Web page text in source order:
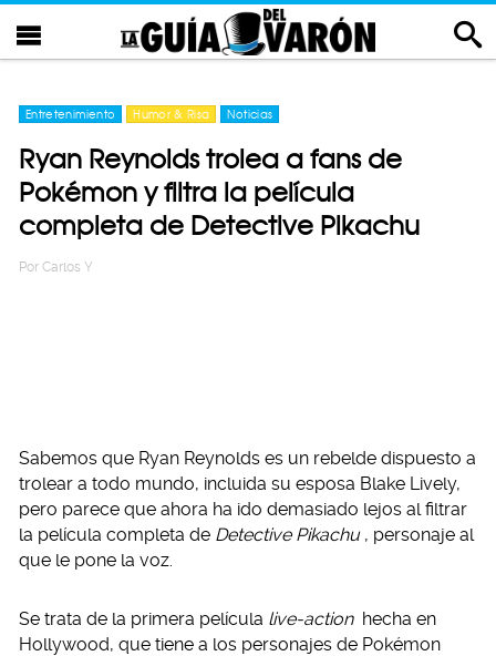
Entretenimiento Humor & Risa Noticias
Ryan Reynolds trolea a fans de
Pokémon y filtra la película
completa de Detective Pikachu
Por Carlos Y
Sabemos que Ryan Reynolds es un rebelde dispuesto a
trolear a todo mundo, incluida su esposa Blake Lively,
pero parece que ahora ha ido demasiado lejos al filtrar
la película completa de Detective Pikachu , personaje al
que le pone la voz.
Se trata de la primera película live-action hecha en
Hollywood, que tiene a los personajes de Pokémon